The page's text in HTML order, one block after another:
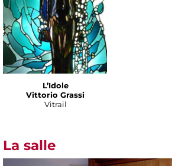
L’Idole
Vittorio Grassi
Vitrail
La salle